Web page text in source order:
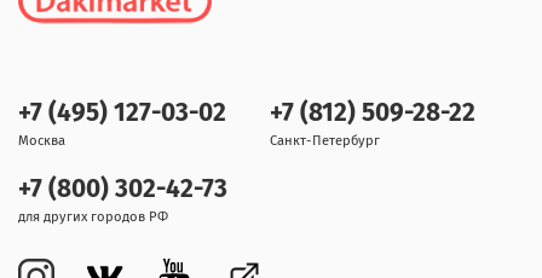
+7 (495) 127-03-02
Москва
+7 (812) 509-28-22
Санкт-Петербург
+7 (800) 302-42-73
для других городов РФ